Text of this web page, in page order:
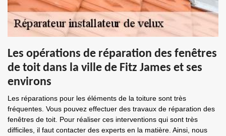
Les opérations de réparation des fenêtres
de toit dans la ville de Fitz James et ses
environs
Les réparations pour les éléments de la toiture sont très
fréquentes. Vous pouvez effectuer des travaux de réparation des
fenêtres de toit. Pour réaliser ces interventions qui sont très
difficiles, il faut contacter des experts en la matière. Ainsi, nous